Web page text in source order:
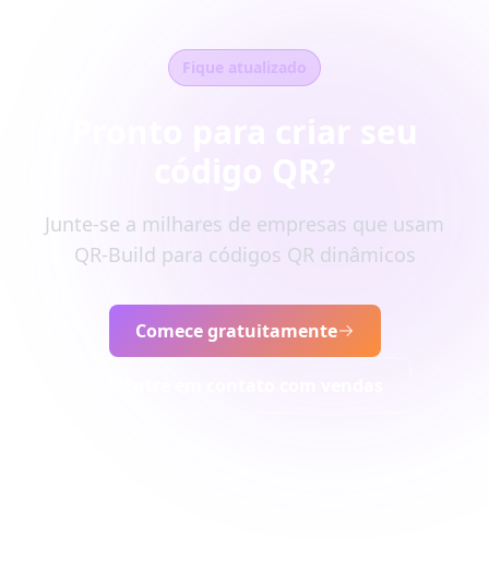
Fique atualizado
Junte-se a milhares de empresas que usam
QR-Build para códigos QR dinâmicos
Comece gratuitamente